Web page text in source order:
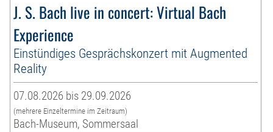
J. S. Bach live in concert: Virtual Bach
Experience
Einstündiges Gesprächskonzert mit Augmented
Reality
07.08.2026 bis 29.09.2026
(mehrere Einzeltermine im Zeitraum)
Bach-Museum, Sommersaal